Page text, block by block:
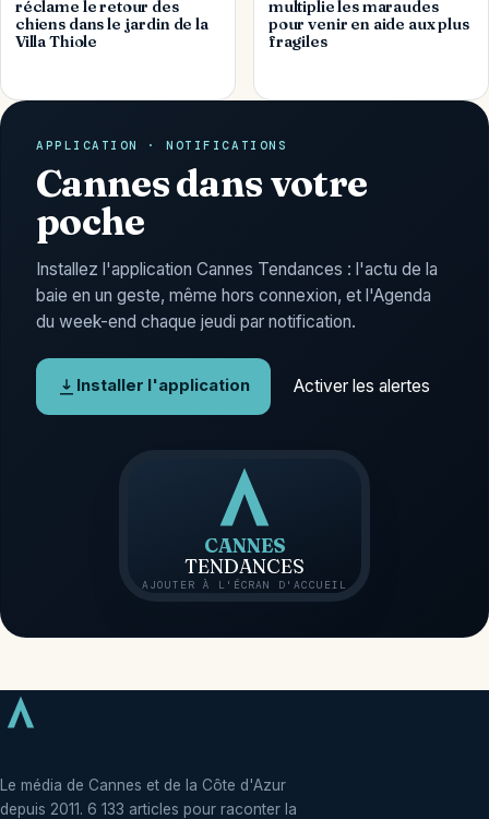
réclame le retour des
chiens dans le jardin de la
Villa Thiole
multiplie les maraudes
pour venir en aide aux plus
fragiles
APPLICATION · NOTIFICATIONS
Cannes dans votre
poche
Installez l'application Cannes Tendances : l'actu de la
baie en un geste, même hors connexion, et l'Agenda
du week-end chaque jeudi par notification.
Installer l'application Activer les alertes
CANNES
TENDANCES
AJOUTER À L'ÉCRAN D'ACCUEIL
Le média de Cannes et de la Côte d'Azur
depuis 2011. 6 133 articles pour raconter la